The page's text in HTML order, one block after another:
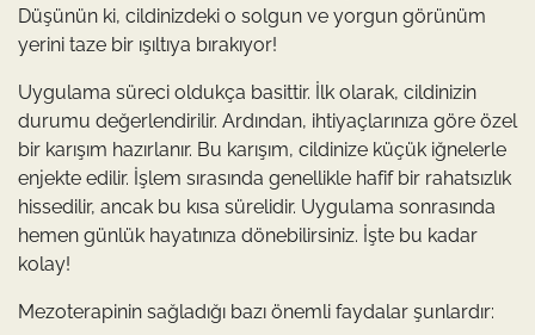
Düşünün ki, cildinizdeki o solgun ve yorgun görünüm
yerini taze bir ışıltıya bırakıyor!
Uygulama süreci oldukça basittir. İlk olarak, cildinizin
durumu değerlendirilir. Ardından, ihtiyaçlarınıza göre özel
bir karışım hazırlanır. Bu karışım, cildinize küçük iğnelerle
enjekte edilir. İşlem sırasında genellikle hafif bir rahatsızlık
hissedilir, ancak bu kısa sürelidir. Uygulama sonrasında
hemen günlük hayatınıza dönebilirsiniz. İşte bu kadar
kolay!
Mezoterapinin sağladığı bazı önemli faydalar şunlardır: